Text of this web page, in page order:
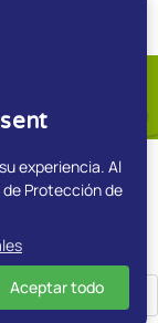
experiencia. Al
Protección de
Aceptar todo